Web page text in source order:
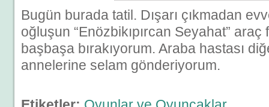
Bugün burada tatil. Dışarı çıkmadan
oğluşun “Enözbikıpırcan Seyahat” araç
başbaşa bırakıyorum. Araba hastası
annelerine selam gönderiyorum.